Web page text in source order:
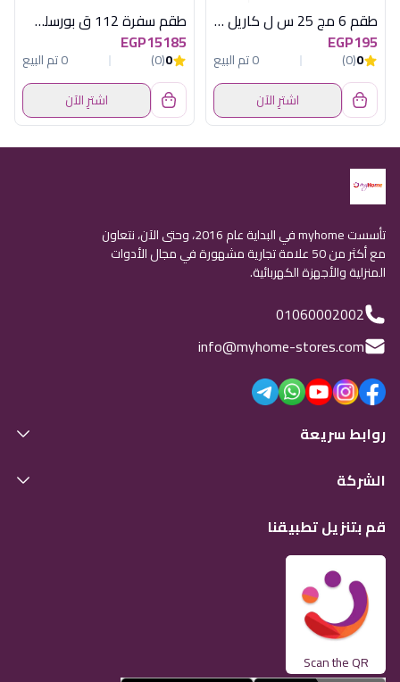
طقم 6 مج 25 س ل كاريل لومينارك اماراتي
EGP195
0
(0)
0 تم البيع
اشترِ الآن
طقم سفرة 112 ق بورسلين فولهام فضى
EGP15185
0
(0)
0 تم البيع
اشترِ الآن
تأسست myhome في البداية عام 2016، وحتى الآن، نتعاون
مع أكثر من 50 علامة تجارية مشهورة في مجال الأدوات
المنزلية والأجهزة الكهربائية.
01060002002
info@myhome-stores.com
روابط سريعة
الشركة
قم بتنزيل تطبيقنا
Scan the QR